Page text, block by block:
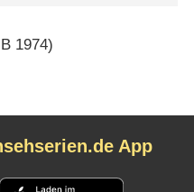
1974)
App